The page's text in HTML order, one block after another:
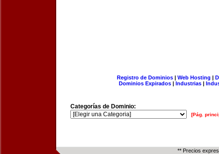
Registro de Dominios| Web Hosting |
Dominios Expirados | Industrias |
Categorías de Dominio:
[Pág.
** Precios